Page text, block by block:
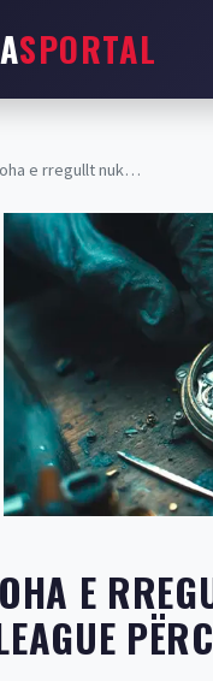
SPORTAL
e rregullt nuk…
E